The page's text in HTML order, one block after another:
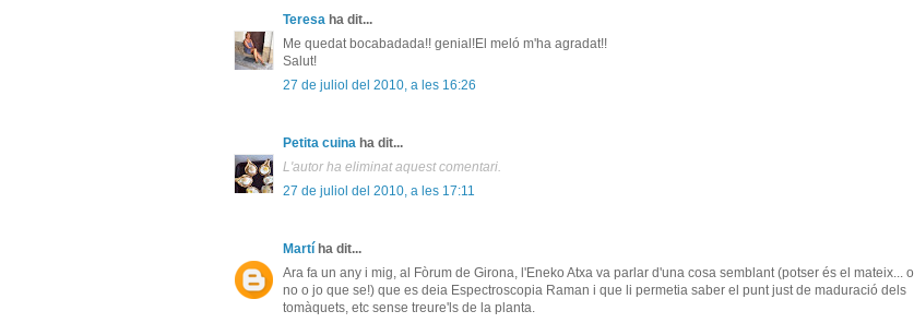
Teresa ha dit...
Me quedat bocabadada!! genial!El meló m'ha agradat!!
Salut!
27 de juliol del 2010, a les 16:26
Petita cuina ha dit...
L'autor ha eliminat aquest comentari.
27 de juliol del 2010, a les 17:11
Martí ha dit...
Ara fa un any i mig, al Fòrum de Girona, l'Eneko Atxa va parlar d'una cosa semblant (potser és el mateix... o
no o jo que se!) que es deia Espectroscopia Raman i que li permetia saber el punt just de maduració dels
tomàquets, etc sense treure'ls de la planta.